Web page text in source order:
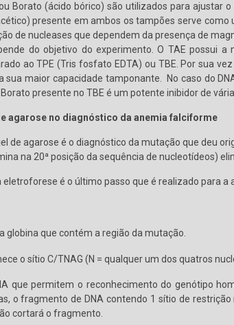
Borato (ácido bórico) são utilizados para ajustar
presente em ambos os tampões serve
de nucleases que dependem da presença de
do objetivo do experimento. O TAE possui
ao TPE (Tris fosfato EDTA) ou TBE. Por sua
sua maior capacidade tamponante. No caso do
presente no TBE é um potente inibidor de
agarose no diagnóstico da anemia falciforme
de agarose é o diagnóstico da mutação que deu
na 20ª posição da sequência de nucleotídeos)
é o último passo que é realizado para
globina que contém a região da mutação.
o sítio C/TNAG (N = qualquer um dos quatros
que permitem o reconhecimento do genótipo
o fragmento de DNA contendo 1 sítio de
cortará o fragmento.